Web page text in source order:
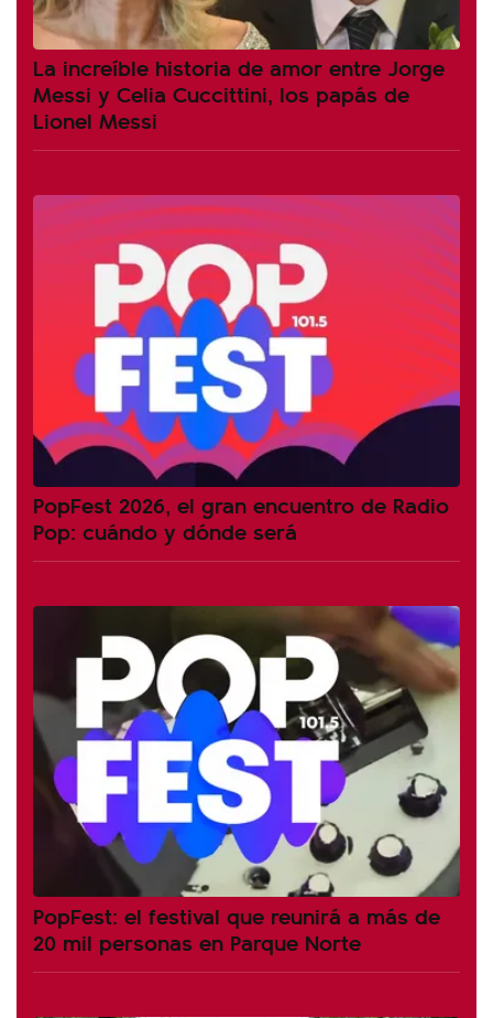
La increíble historia de amor entre Jorge
Messi y Celia Cuccittini, los papás de
Lionel Messi
PopFest 2026, el gran encuentro de Radio
Pop: cuándo y dónde será
PopFest: el festival que reunirá a más de
20 mil personas en Parque Norte